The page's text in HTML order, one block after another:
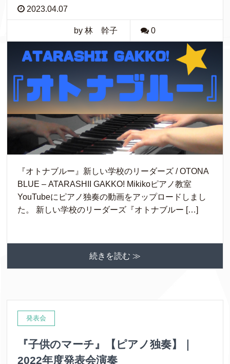
2023.04.07
by 林 幹子 0
『オトナブルー』新しい学校のリーダーズ / OTONA
BLUE – ATARASHII GAKKO! Mikikoピアノ教室
YouTubeにピアノ独奏の動画をアップロードしまし
た。 新しい学校のリーダーズ『オトナブルー […]
続きを読む ≫
発表会
『子供のマーチ』【ピアノ独奏】｜
2022年度発表会演奏